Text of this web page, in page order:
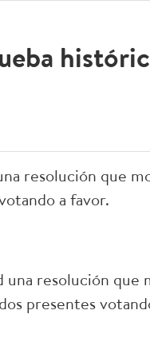
resolución que
a favor.
resolución que
presentes